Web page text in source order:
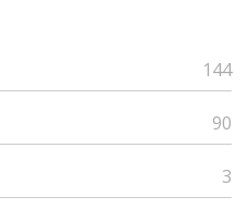
144
90
3